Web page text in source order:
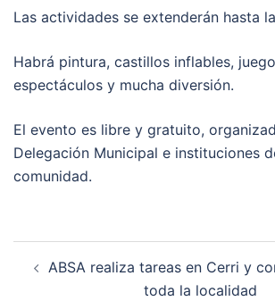
Las actividades se extenderán hasta
Habrá pintura, castillos inflables,
espectáculos y mucha diversión.
El evento es libre y gratuito,
Delegación Municipal e instituciones
comunidad.
navigation
ABSA realiza tareas en Cerri y
toda la localidad